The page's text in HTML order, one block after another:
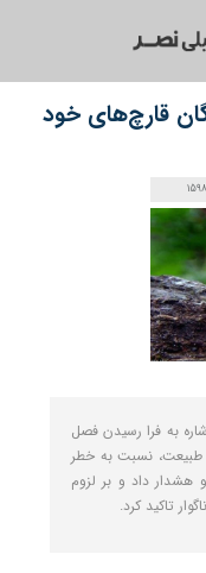
قارچ‌های خود
به فرا رسیدن فصل
طبیعت، نسبت به خطر
هشدار داد و بر لزوم
تاکید کرد.